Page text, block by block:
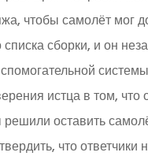
чтобы самолёт мог
сборки, и он
истца в том,
оставить
что ответчики